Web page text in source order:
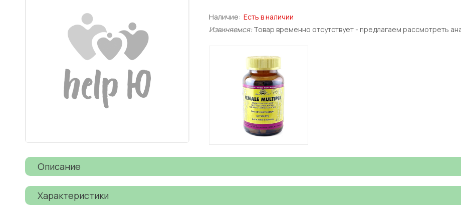
Наличие: Есть в наличии
Извиняемся: Товар временно отсутствует - предлагаем рассмотреть
Описание
Характеристики